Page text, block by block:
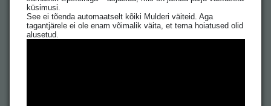
küsimusi.
See ei tõenda automaatselt kõiki Mulderi väiteid. Aga
tagantjärele ei ole enam võimalik väita, et tema hoiatused olid
alusetud.